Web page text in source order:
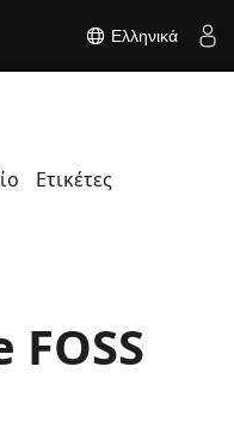
Ελληνικά
Ετικέτες